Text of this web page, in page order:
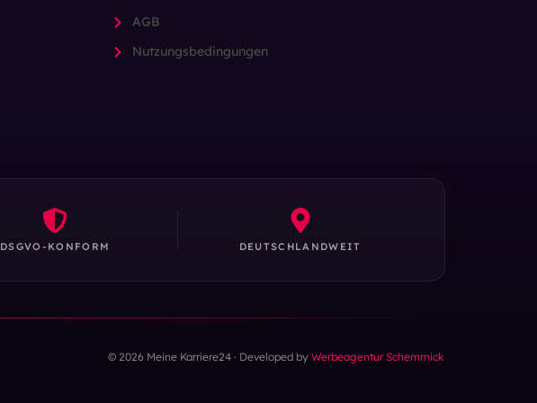
AGB
Nutzungsbedingungen
DSGVO-KONFORM DEUTSCHLANDWEIT
© 2026 Meine Karriere24 · Developed by Werbeagentur Schemmick